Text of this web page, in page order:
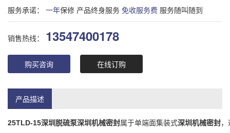
服务承诺： 一年保修 产品终身服务 免收服务费 服务随叫随到
销售热线： 13547400178
购买咨询 在线订购
产品描述
25TLD-15深圳脱硫泵深圳机械密封属于单端面集装式深圳机械密封，